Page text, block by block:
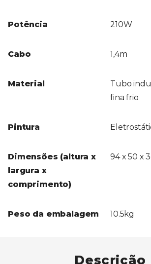
Potência 210W
Cabo 1,4m
Material
Tubo
fina frio
Pintura
Dimensões (altura x
largura x
comprimento)
94 x 50 x
Peso da embalagem 10.5kg
Descrição